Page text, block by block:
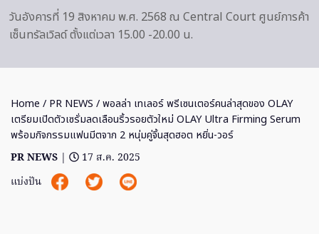
วันอังคารที่ 19 สิงหาคม พ.ศ. 2568 ณ Central Court ศูนย์การค้า
เซ็นทรัลเวิลด์ ตั้งแต่เวลา 15.00 -20.00 น.
Home / PR NEWS / พอลล่า เทเลอร์ พรีเซนเตอร์คนล่าสุดของ OLAY
เตรียมเปิดตัวเซรั่มลดเลือนริ้วรอยตัวใหม่ OLAY Ultra Firming Serum
พร้อมกิจกรรมแฟนมีตจาก 2 หนุ่มคู่จิ้นสุดฮอต หยิ่น-วอร์
PR NEWS |
17 ส.ค. 2025
แบ่งปัน